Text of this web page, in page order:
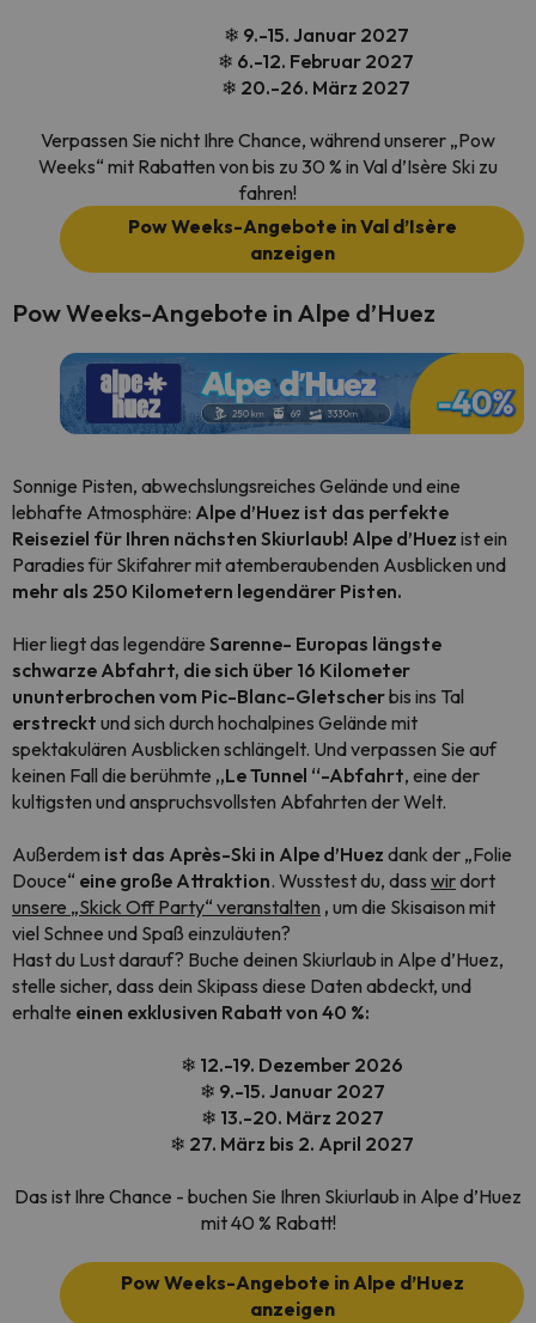
❄ 9.-15. Januar 2027
❄ 6.-12. Februar 2027
❄ 20.-26. März 2027
Verpassen Sie nicht Ihre Chance, während unserer „Pow
Weeks“ mit Rabatten von bis zu 30 % in Val d’Isère Ski zu
fahren!
Pow Weeks-Angebote in Val d’Isère
anzeigen
Pow Weeks-Angebote in Alpe d’Huez
Sonnige Pisten, abwechslungsreiches Gelände und eine
lebhafte Atmosphäre: Alpe d’Huez ist das perfekte
Reiseziel für Ihren nächsten Skiurlaub! Alpe d’Huez ist ein
Paradies für Skifahrer mit atemberaubenden Ausblicken und
mehr als 250 Kilometern legendärer Pisten.
Hier liegt das legendäre Sarenne- Europas längste
schwarze Abfahrt, die sich über 16 Kilometer
ununterbrochen vom Pic-Blanc-Gletscherbis ins Tal
erstreckt und sich durch hochalpines Gelände mit
spektakulären Ausblicken schlängelt. Und verpassen Sie auf
keinen Fall die berühmte „Le Tunnel “-Abfahrt, eine der
kultigsten und anspruchsvollsten Abfahrten der Welt.
Außerdem ist das Après-Ski in Alpe d’Huez dank der „Folie
Douce“ eine große Attraktion. Wusstest du, dass wirdort
unsere „Skick Off Party“ veranstalten , um die Skisaison mit
viel Schnee und Spaß einzuläuten?
Hast du Lust darauf? Buche deinen Skiurlaub in Alpe d’Huez,
stelle sicher, dass dein Skipass diese Daten abdeckt, und
erhalte einen exklusiven Rabatt von 40 %:
❄ 12.-19. Dezember 2026
❄ 9.-15. Januar 2027
❄ 13.-20. März 2027
❄ 27. März bis 2. April 2027
Das ist Ihre Chance - buchen Sie Ihren Skiurlaub in Alpe d’Huez
mit 40 % Rabatt!
Pow Weeks-Angebote in Alpe d’Huez
anzeigen